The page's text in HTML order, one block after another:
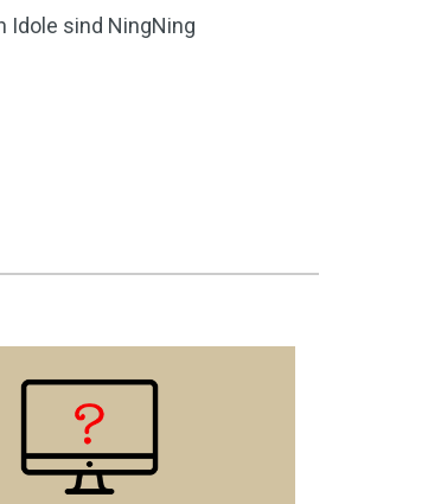
Idole sind NingNing